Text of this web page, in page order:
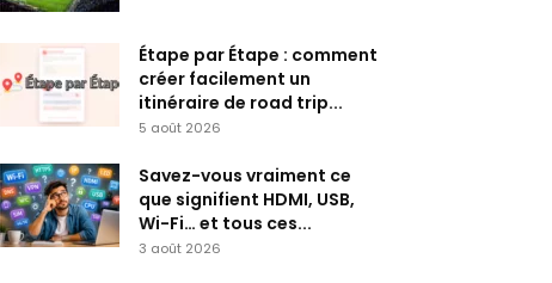
Étape par Étape : comment
créer facilement un
itinéraire de road trip...
5 août 2026
Savez-vous vraiment ce
que signifient HDMI, USB,
Wi-Fi… et tous ces...
3 août 2026